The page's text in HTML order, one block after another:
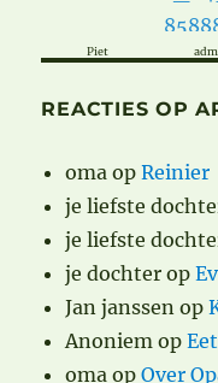
Piet
REACTIES OP
oma opReinier
je liefste
je liefste
je dochter op
Jan janssen op
Anoniem op
oma opOver